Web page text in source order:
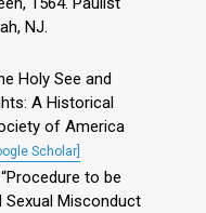
NJ.
Holy See and
A Historical
of America
Scholar]
to be
Sexual Misconduct